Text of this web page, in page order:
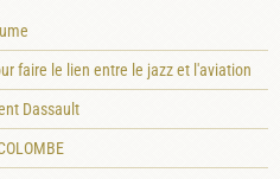
faire le lien entre le jazz et l'aviation
Dassault